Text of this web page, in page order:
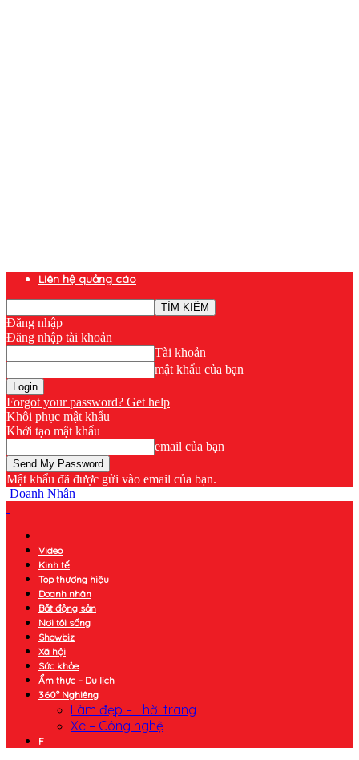
Liên hệ quảng cáo
Đăng nhập
Đăng nhập tài khoản
Tài khoản
mật khẩu của bạn
Forgot your password? Get help
Khôi phục mật khẩu
Khởi tạo mật khẩu
email của bạn
Mật khẩu đã được gửi vào email của bạn.
Doanh Nhân
Video
Kinh tế
Top thương hiệu
Doanh nhân
Bất động sản
Nơi tôi sống
Showbiz
Xã hội
Sức khỏe
Ẩm thực – Du lịch
360° Nghiêng
Làm đẹp – Thời trang
Xe – Công nghệ
F